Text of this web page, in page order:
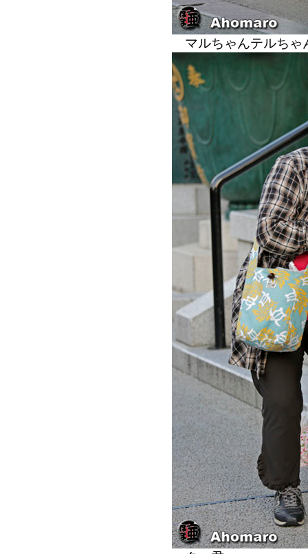
マルちゃんテルちゃ